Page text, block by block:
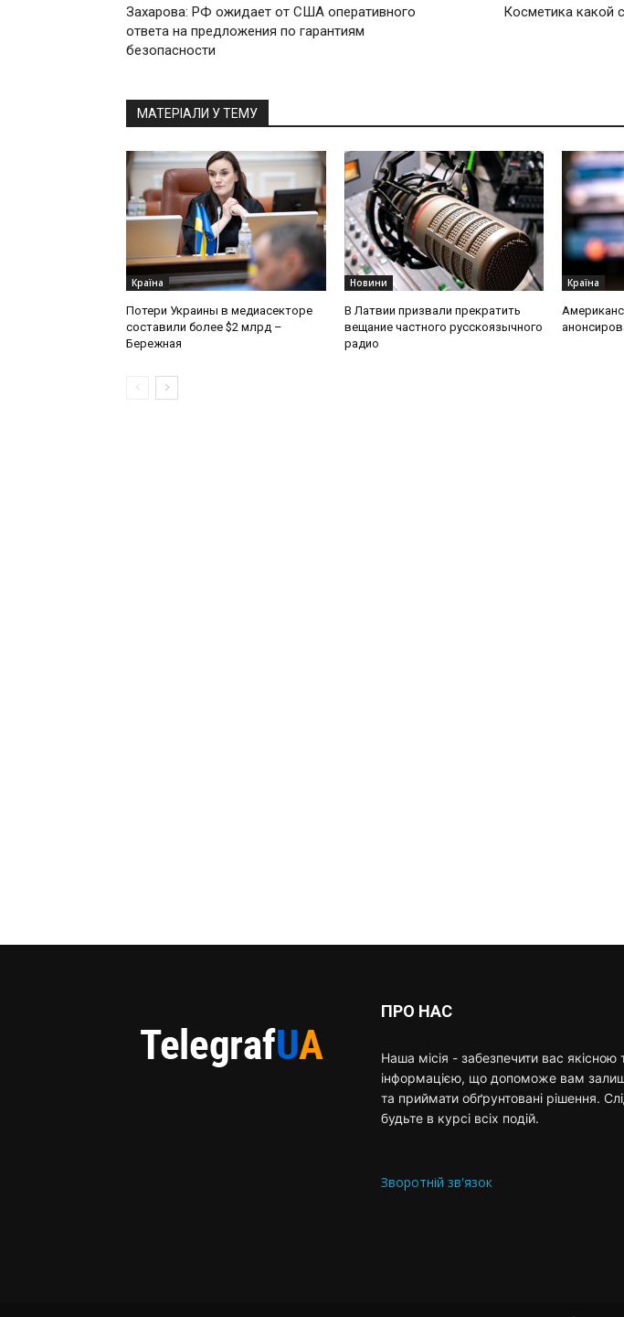
Захарова: РФ ожидает от США оперативного
ответа на предложения по гарантиям
безопасности
Косметика какой
МАТЕРІАЛИ У ТЕМУ
Країна
Потери Украины в медиасекторе
составили более $2 млрд –
Бережная
Новини
В Латвии призвали прекратить
вещание частного русскоязычного
радио
Країна
ПРО НАС
Наша місія - забезпечити вас
інформацією, що допоможе вам
та приймати обґрунтовані рішення.
будьте в курсі всіх подій.
Зворотній зв'язок